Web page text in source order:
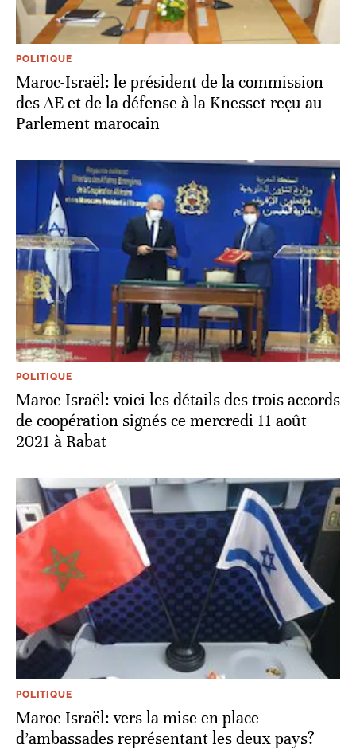
POLITIQUE
Maroc-Israël: le président de la commission
des AE et de la défense à la Knesset reçu au
Parlement marocain
POLITIQUE
Maroc-Israël: voici les détails des trois accords
de coopération signés ce mercredi 11 août
2021 à Rabat
POLITIQUE
​​Maroc-Israël: vers la mise en place
d’ambassades représentant les deux pays?